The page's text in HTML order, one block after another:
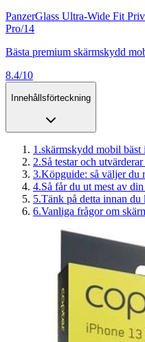
PanzerGlass Ultra-Wide Fit
Pro/14
Bästa premium skärmskydd
8.4/10
Innehållsförteckning
1 .skärmskydd mobil bäst
2.Så testar och
3.Köpguide: så väljer du
4.Så får du ut mest av
5.Tänk på detta innan
6.Vanliga frågor om